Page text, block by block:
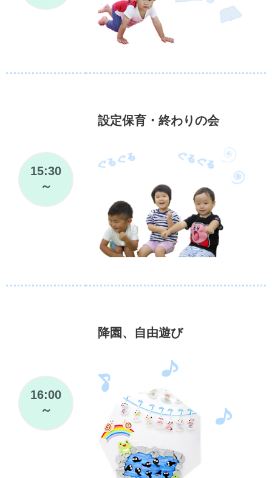
15:30
～
設定保育・終わりの会
16:00
～
降園、自由遊び